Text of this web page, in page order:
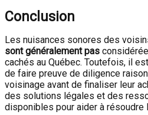
Conclusion
Les nuisances sonores des
sont généralement pas
cachés au Québec. Toutefois, il
de faire preuve de diligence
voisinage avant de finaliser leur
des solutions légales et des
disponibles pour aider à